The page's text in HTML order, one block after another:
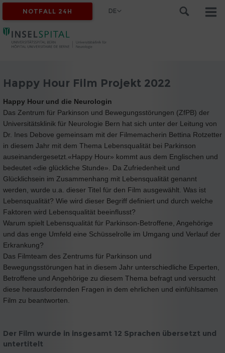
NOTFALL 24H DE
Happy Hour Film Projekt 2022
Happy Hour und die Neurologin
Das Zentrum für Parkinson und Bewegungsstörungen (ZfPB) der
Universitätsklinik für Neurologie Bern hat sich unter der Leitung von
Dr. Ines Debove gemeinsam mit der Filmemacherin Bettina Rotzetter
in diesem Jahr mit dem Thema Lebensqualität bei Parkinson
auseinandergesetzt.«Happy Hour» kommt aus dem Englischen und
bedeutet «die glückliche Stunde». Da Zufriedenheit und
Glücklichsein im Zusammenhang mit Lebensqualität genannt
werden, wurde u.a. dieser Titel für den Film ausgewählt. Was ist
Lebensqualität? Wie wird dieser Begriff definiert und durch welche
Faktoren wird Lebensqualität beeinflusst?
Warum spielt Lebensqualität für Parkinson-Betroffene, Angehörige
und das enge Umfeld eine Schüsselrolle im Umgang und Verlauf der
Erkrankung?
Das Filmteam des Zentrums für Parkinson und
Bewegungsstörungen hat in diesem Jahr unterschiedliche Experten,
Betroffene und Angehörige zu diesem Thema befragt und versucht
diese herausfordernden Fragen in dem ehrlichen und einfühlsamen
Film zu beantworten.
Der Film wurde in insgesamt 12 Sprachen übersetzt und
untertitelt